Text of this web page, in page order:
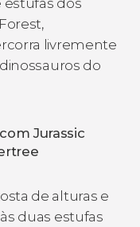
livremente
do
Jurassic
de alturas e
duas estufas